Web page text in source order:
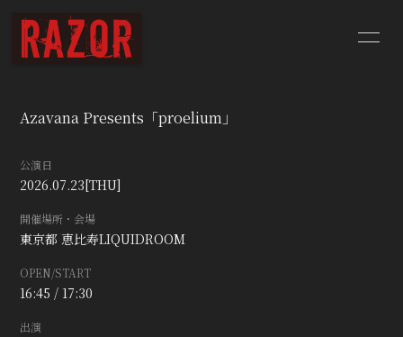
DISCOGRAPHY
CONTACT
Q&A
Azavana Presents「proelium」
公演日
2026.07.23[THU]
開催場所・会場
東京都恵比寿LIQUIDROOM
OPEN/START
16:45 / 17:30
出演